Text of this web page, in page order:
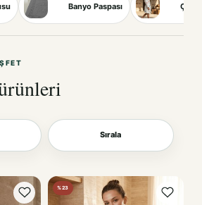
Banyo Paspası
Sırala
%23